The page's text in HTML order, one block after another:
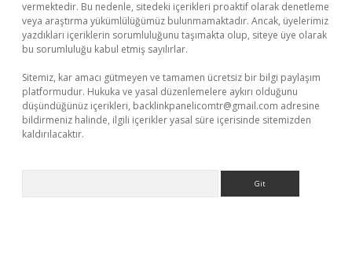
vermektedir. Bu nedenle, sitedeki içerikleri proaktif olarak denetleme
veya araştırma yükümlülüğümüz bulunmamaktadır. Ancak, üyelerimiz
yazdıkları içeriklerin sorumluluğunu taşımakta olup, siteye üye olarak
bu sorumluluğu kabul etmiş sayılırlar.
Sitemiz, kar amacı gütmeyen ve tamamen ücretsiz bir bilgi paylaşım
platformudur. Hukuka ve yasal düzenlemelere aykırı olduğunu
düşündüğünüz içerikleri, backlinkpanelicomtr@gmail.com adresine
bildirmeniz halinde, ilgili içerikler yasal süre içerisinde sitemizden
kaldırılacaktır.